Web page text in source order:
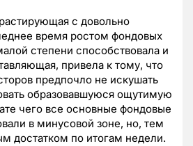
с довольно
время ростом фондовых
степени способствовала и
привела к тому, что
предпочло не искушать
образовавшуюся ощутимую
чего все основные фондовые
в минусовой зоне, но, тем
достатком по итогам недели.